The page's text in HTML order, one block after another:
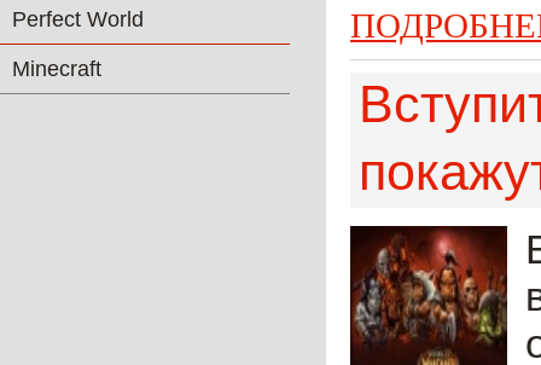
Perfect World
Minecraft